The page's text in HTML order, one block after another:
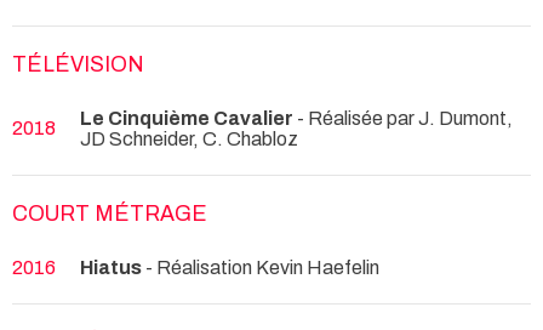
TÉLÉVISION
2018 Le Cinquième Cavalier - Réalisée par J. Dumont,
JD Schneider, C. Chabloz
COURT MÉTRAGE
2016 Hiatus - Réalisation Kevin Haefelin